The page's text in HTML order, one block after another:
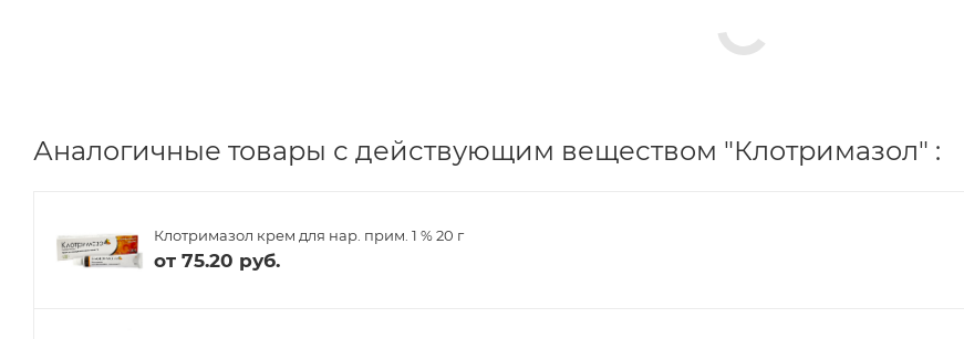
Аналогичные товары с действующим веществом "Клотримазол" :
Клотримазол крем для нар. прим. 1 % 20 г
от 75.20 руб.